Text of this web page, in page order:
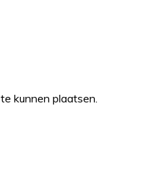
kunnen plaatsen.